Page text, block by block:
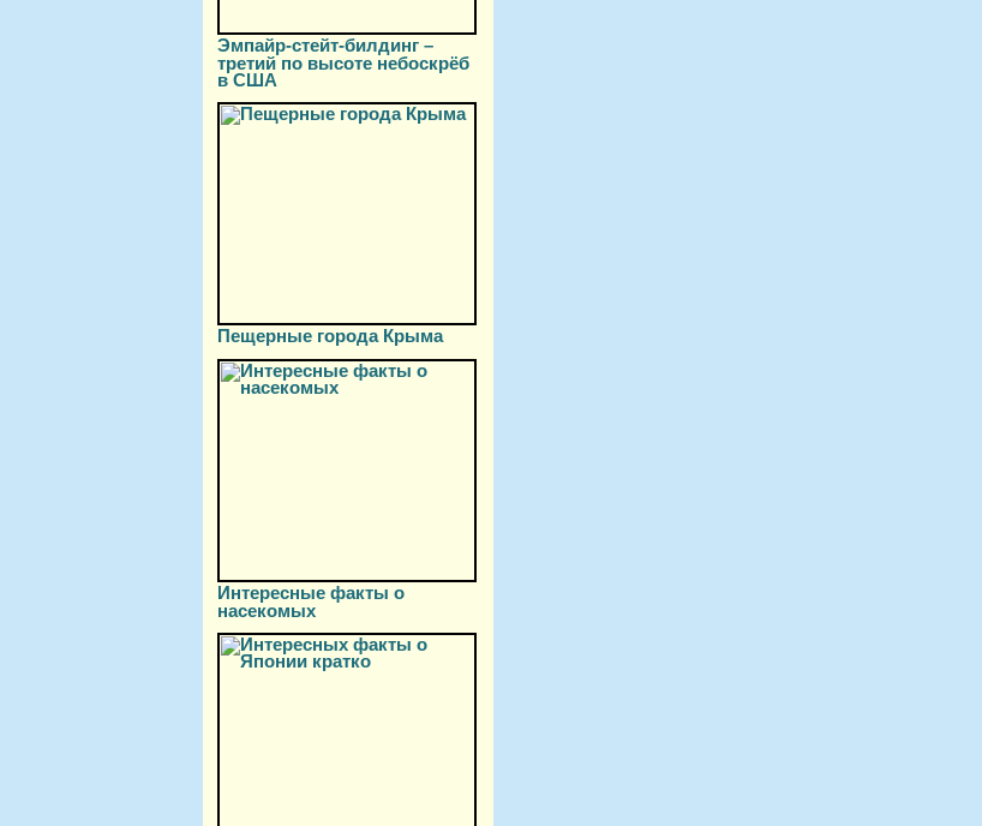
Эмпайр-стейт-билдинг –
третий по высоте небоскрёб
в США
Пещерные города Крыма
Интересные факты о
насекомых